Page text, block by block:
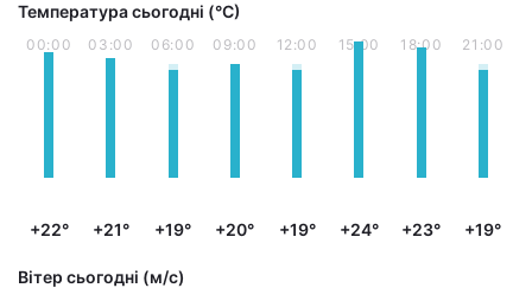
Температура сьогодні (°С)
00:00
+22°
03:00
+21°
06:00
+19°
09:00
+20°
12:00
+19°
15:00
+24°
18:00
+23°
21:00
+19°
Вітер сьогодні (м/с)